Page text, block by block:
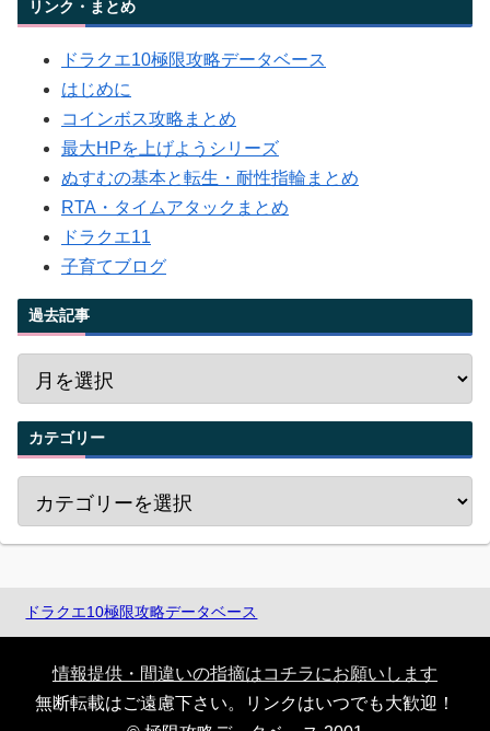
リンク・まとめ
ドラクエ10極限攻略データベース
はじめに
コインボス攻略まとめ
最大HPを上げようシリーズ
ぬすむの基本と転生・耐性指輪まとめ
RTA・タイムアタックまとめ
ドラクエ11
子育てブログ
過去記事
カテゴリー
ドラクエ10極限攻略データベース
情報提供・間違いの指摘はコチラにお願いします
無断転載はご遠慮下さい。リンクはいつでも大歓迎！